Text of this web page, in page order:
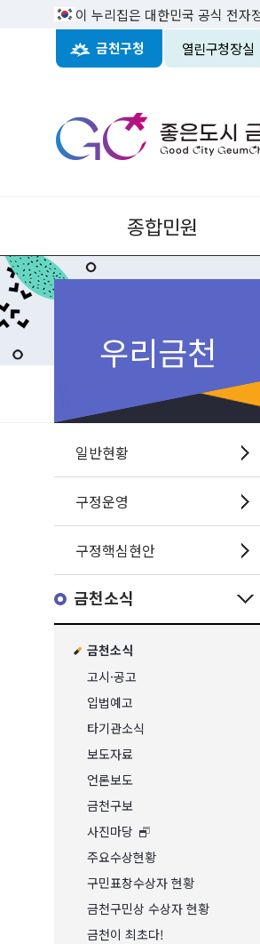
이 누리집은 대한민국 공식 전자
금천구청 열린구청장실
종합민원
우리금천
일반현황
구정운영
구정핵심현안
금천소식
금천소식
고시·공고
입법예고
타기관소식
보도자료
언론보도
금천구보
사진마당
주요수상현황
구민표창수상자 현황
금천구민상 수상자 현황
금천이 최초다!